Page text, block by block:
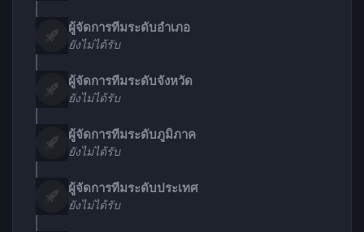
ผู้จัดการทีมระดับอำเภอ
ยังไม่ได้รับ
ผู้จัดการทีมระดับจังหวัด
ยังไม่ได้รับ
ผู้จัดการทีมระดับภูมิภาค
ยังไม่ได้รับ
ผู้จัดการทีมระดับประเทศ
ยังไม่ได้รับ